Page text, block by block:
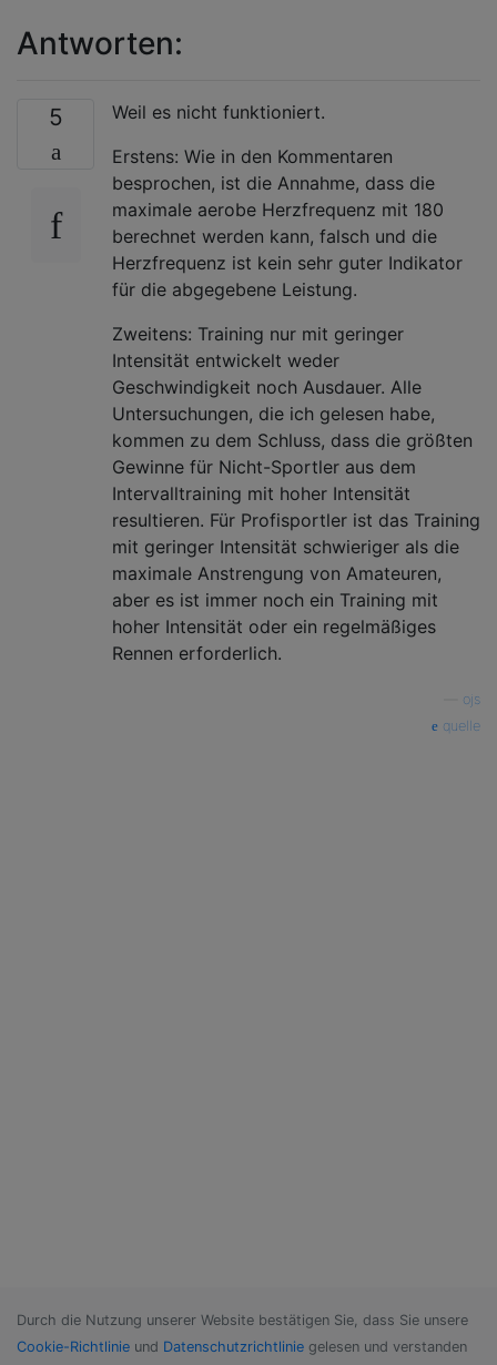
Antworten:
5
Weil es nicht funktioniert.
Erstens: Wie in den Kommentaren
besprochen, ist die Annahme, dass die
maximale aerobe Herzfrequenz mit 180
berechnet werden kann, falsch und die
Herzfrequenz ist kein sehr guter Indikator
für die abgegebene Leistung.
Zweitens: Training nur mit geringer
Intensität entwickelt weder
Geschwindigkeit noch Ausdauer. Alle
Untersuchungen, die ich gelesen habe,
kommen zu dem Schluss, dass die größten
Gewinne für Nicht-Sportler aus dem
Intervalltraining mit hoher Intensität
resultieren. Für Profisportler ist das Training
mit geringer Intensität schwieriger als die
maximale Anstrengung von Amateuren,
aber es ist immer noch ein Training mit
hoher Intensität oder ein regelmäßiges
Rennen erforderlich.
ojs
quelle
Durch die Nutzung unserer Website bestätigen Sie, dass Sie unsere
Cookie-Richtlinie und Datenschutzrichtlinie gelesen und verstanden